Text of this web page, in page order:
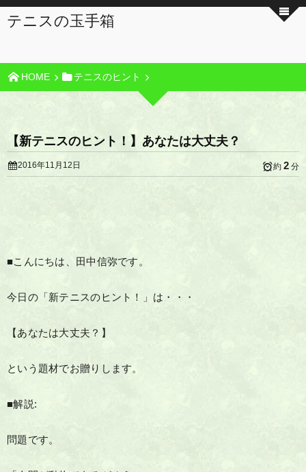
テニスの玉手箱
HOME テニスのヒント
【新テニスのヒント！】あなたは大丈夫？
2016年11月12日 約 2 分
■こんにちは、田中信弥です。
今日の「新テニスのヒント！」は・・・
【あなたは大丈夫？】
という題材でお贈りします。
■解説:
問題です。